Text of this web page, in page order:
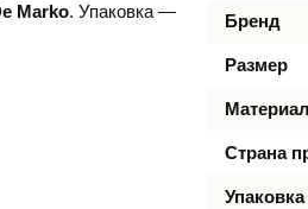
Marko. Упаковка —
Бренд
Размер
Материал
Страна
Упаковка